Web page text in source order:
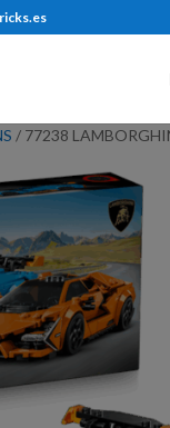
/ 77238